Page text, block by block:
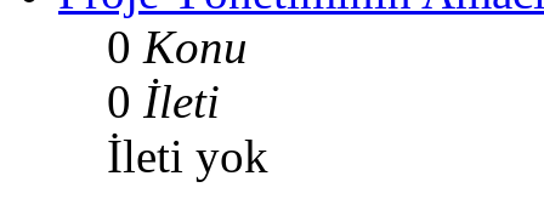
0 Konu
0 İleti
İleti yok